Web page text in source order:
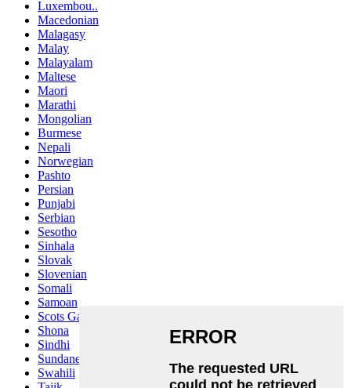
Luxembou..
Macedonian
Malagasy
Malay
Malayalam
Maltese
Maori
Marathi
Mongolian
Burmese
Nepali
Norwegian
Pashto
Persian
Punjabi
Serbian
Sesotho
Sinhala
Slovak
Slovenian
Somali
Samoan
Scots Gaelic
Shona
Sindhi
Sundanese
Swahili